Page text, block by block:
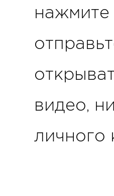
нажмите
видео,
личного